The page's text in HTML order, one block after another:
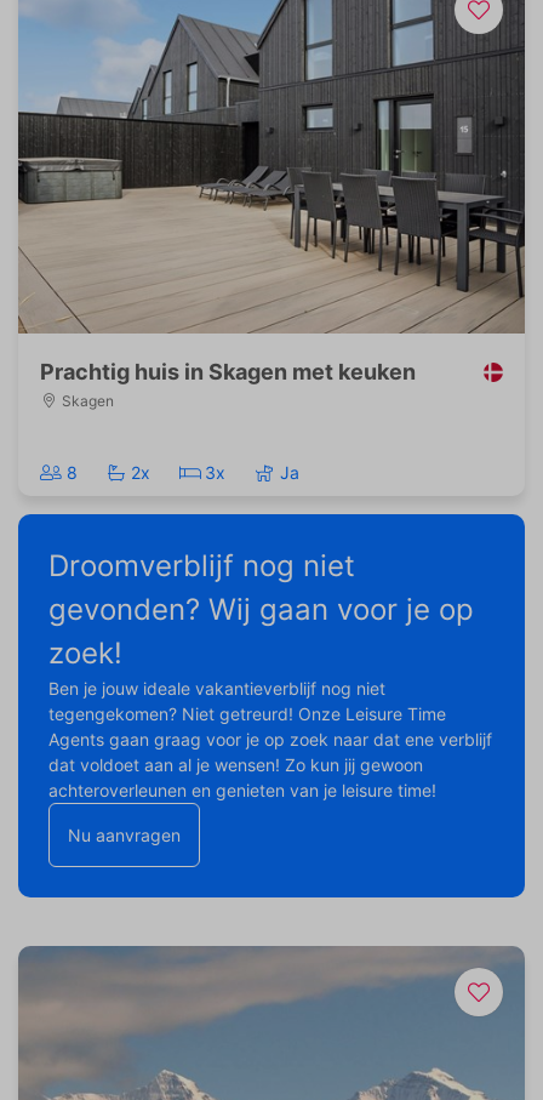
Prachtig huis in Skagen met keuken
Skagen
8 2x 3x Ja
Droomverblijf nog niet
gevonden? Wij gaan voor je op
zoek!
Ben je jouw ideale vakantieverblijf nog niet
tegengekomen? Niet getreurd! Onze Leisure Time
Agents gaan graag voor je op zoek naar dat ene verblijf
dat voldoet aan al je wensen! Zo kun jij gewoon
achteroverleunen en genieten van je leisure time!
Nu aanvragen